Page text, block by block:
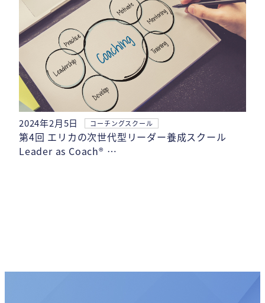
第4回 エリカの次世代型リーダー養成スクール
Leader as Coach® …
2024年2月5日 コーチングスクール